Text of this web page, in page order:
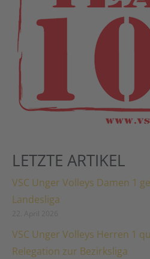
LETZTE ARTIKEL
VSC Unger Volleys Damen 1
Landesliga
VSC Unger Volleys Herren 1
Relegation zur Bezirksliga